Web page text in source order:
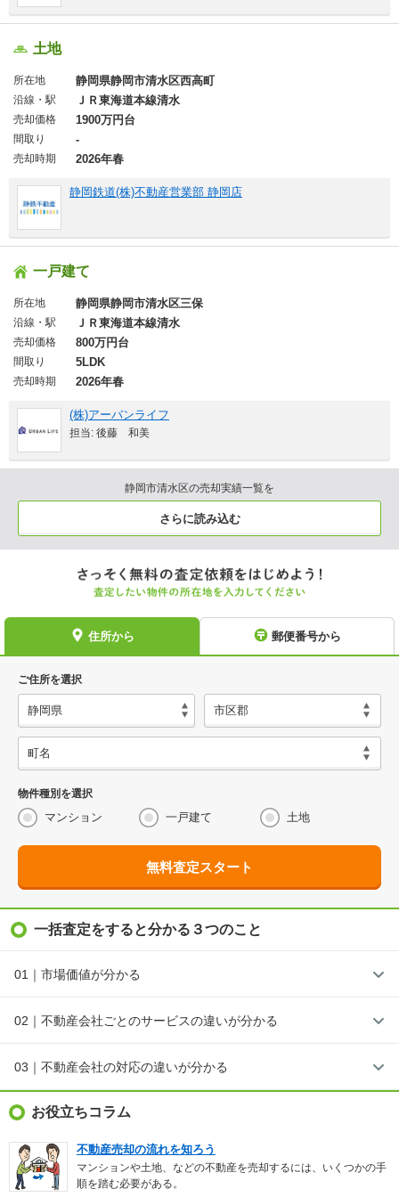
土地
所在地 静岡県静岡市清水区西高町
沿線・駅 ＪＲ東海道本線清水
売却価格 1900万円台
間取り -
売却時期 2026年春
静岡鉄道(株)不動産営業部 静岡店
一戸建て
所在地 静岡県静岡市清水区三保
沿線・駅 ＪＲ東海道本線清水
売却価格 800万円台
間取り 5LDK
売却時期 2026年春
(株)アーバンライフ
担当: 後藤 和美
静岡市清水区の売却実績一覧を
さらに読み込む
住所から 郵便番号から
ご住所を選択
物件種別を選択
マンション 一戸建て 土地
無料査定スタート
一括査定をすると分かる３つのこと
01｜市場価値が分かる
02｜不動産会社ごとのサービスの違いが分かる
03｜不動産会社の対応の違いが分かる
お役立ちコラム
不動産売却の流れを知ろう
マンションや土地、などの不動産を売却するには、いくつかの手
順を踏む必要がある。